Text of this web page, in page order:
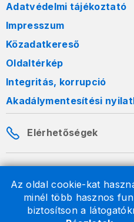
Az oldal cookie-kat
minél több hasznos
biztosítson a
Adatvédelmi tájékoztató
Impresszum
Közadatkereső
Oldaltérkép
Integritás, korrupció
Akadálymentesítési
Elérhetőségek
A honlapon szereplő
formában szabadon
2026 © A Nemzeti Adó- és
jogvédelem alatt állnak.